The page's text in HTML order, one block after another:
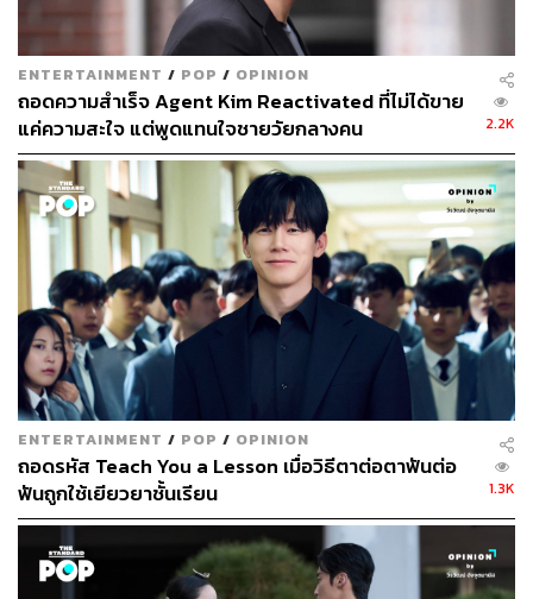
ภายในบริษัท จึงทำให้เราได้เห็นรายชื่อนักแสดงตบเท้าเข้า
ร่วมในซีรีส์เรื่องนี้กันอย่างคับคั่ง เช่น ออมฮยอนกยอง (จากซี
รีส์Defendant,Hide and Seek), จองซูยอง (จากซีรีส์
Fellow Citizens, I Wanna Hear Your Song), ฮอเจโฮ (จากซี
รีส์The Player,My Fellow Citizens), โกอึนมิน (จากซีรีส์
Go
Back Couple,Welcome to Waikiki), คิมอึงซู (จากซีรีส์
Because This Is My First Life,Chief of Staff), คิมโดยอน
(จากซีรีส์ My ID is Gangnam Beauty ,Memories of the
Alhambra
) ฯลฯ
Miss Leeกำกับโดย ฮันดงฮวา ซึ่งเคยฝากผลงานไว้กับซีรีส์
Squad 38และBad Guys: Vile Cityเขียนบทโดย พัคจองฮ
วา และอำนวยการผลิตโดย Studio Dragon (
Hotel Del Luna,
Class of Lies) และ Logos Film ( Good Doctor
Lawless
Lawyer)
Miss Lee ออกอากาศทุกวันจันทร์และอังคาร เวลา 21.30 น.
(ตามเวลาประเทศเกาหลี) ทางช่อง tvN เริ่มวันที่ 25 กันยายน
2019
ENTERTAINMENT / POP / OPINION
ถอดความสำเร็จ Agent Kim Reactivated ที่ไม่ได้ขาย
แค่ความสะใจ แต่พูดแทนใจชายวัยกลางคน
2.2K
ENTERTAINMENT / POP / OPINION
ถอดรหัส Teach You a Lesson เมื่อวิธีตาต่อตาฟันต่อ
ฟันถูกใช้เยียวยาชั้นเรียน
1.3K